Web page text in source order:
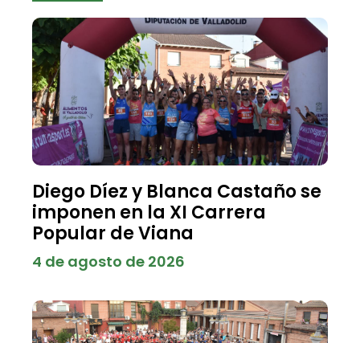
Diego Díez y Blanca Castaño se
imponen en la XI Carrera
Popular de Viana
4 de agosto de 2026